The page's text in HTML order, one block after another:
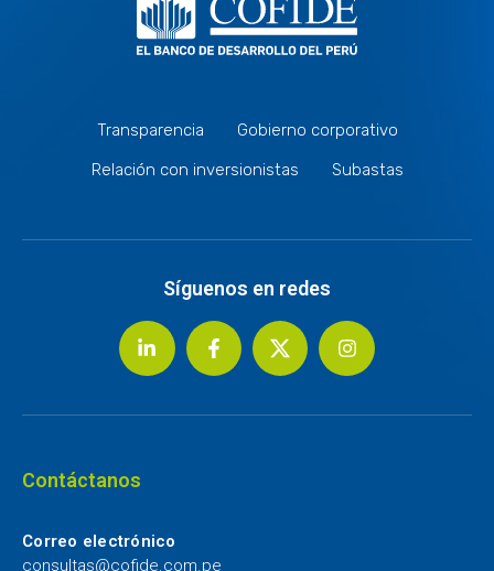
Transparencia
Gobierno corporativo
Relación con inversionistas
Subastas
Síguenos en redes
Contáctanos
Correo electrónico
consultas@cofide.com.pe